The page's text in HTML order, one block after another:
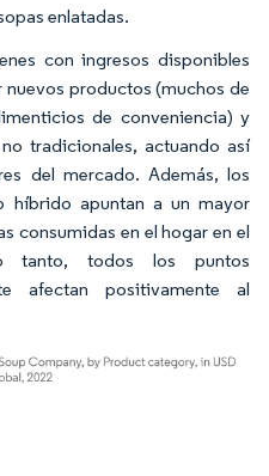
enlatadas.
con ingresos disponibles
productos (muchos de
de conveniencia) y
tradicionales, actuando así
del mercado. Además, los
híbrido apuntan a un mayor
consumidas en el hogar en el
tanto, todos los puntos
afectan positivamente al